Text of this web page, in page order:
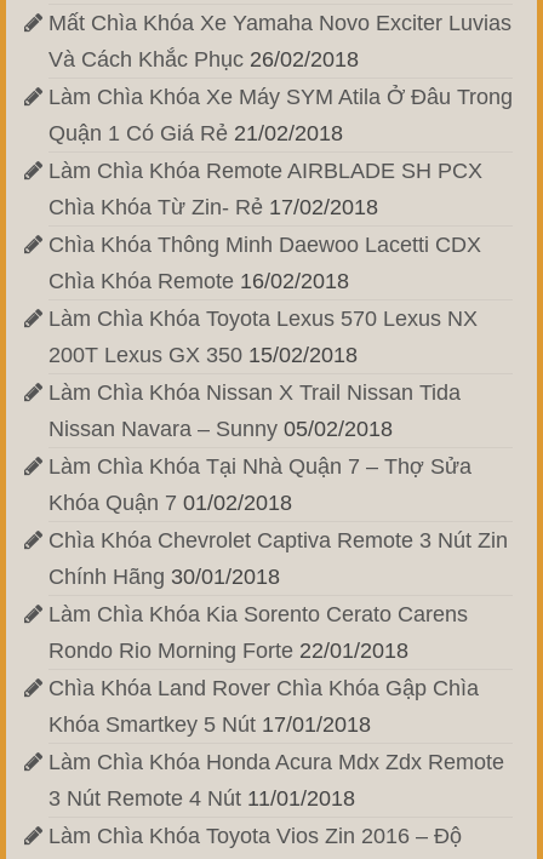
Mất Chìa Khóa Xe Yamaha Novo Exciter Luvias
Và Cách Khắc Phục 26/02/2018
Làm Chìa Khóa Xe Máy SYM Atila Ở Đâu Trong
Quận 1 Có Giá Rẻ 21/02/2018
Làm Chìa Khóa Remote AIRBLADE SH PCX
Chìa Khóa Từ Zin- Rẻ 17/02/2018
Chìa Khóa Thông Minh Daewoo Lacetti CDX
Chìa Khóa Remote 16/02/2018
Làm Chìa Khóa Toyota Lexus 570 Lexus NX
200T Lexus GX 350 15/02/2018
Làm Chìa Khóa Nissan X Trail Nissan Tida
Nissan Navara – Sunny 05/02/2018
Làm Chìa Khóa Tại Nhà Quận 7 – Thợ Sửa
Khóa Quận 7 01/02/2018
Chìa Khóa Chevrolet Captiva Remote 3 Nút Zin
Chính Hãng 30/01/2018
Làm Chìa Khóa Kia Sorento Cerato Carens
Rondo Rio Morning Forte 22/01/2018
Chìa Khóa Land Rover Chìa Khóa Gập Chìa
Khóa Smartkey 5 Nút 17/01/2018
Làm Chìa Khóa Honda Acura Mdx Zdx Remote
3 Nút Remote 4 Nút 11/01/2018
Làm Chìa Khóa Toyota Vios Zin 2016 – Độ